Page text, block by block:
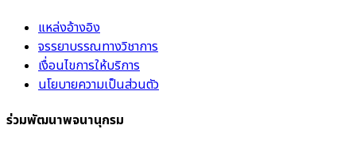
แหล่งอ้างอิง
จรรยาบรรณทางวิชาการ
เงื่อนไขการให้บริการ
นโยบายความเป็นส่วนตัว
ร่วมพัฒนาพจนานุกรม